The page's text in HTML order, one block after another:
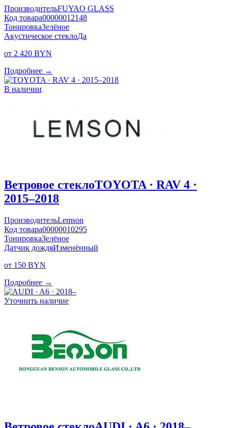
ПроизводительFUYAO GLASS
Код товара00000012148
ТонировкаЗелёное
Акустическое стеклоДа
от 2 420 BYN
Подробнее →
В наличии
Ветровое стеклоTOYOTA · RAV 4 ·
2015–2018
ПроизводительLemson
Код товара00000010295
ТонировкаЗелёное
Датчик дождяИзменённый
от 150 BYN
Подробнее →
Уточнить наличие